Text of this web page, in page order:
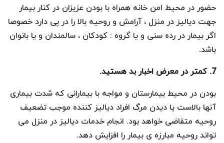
حضور در محیط امن خانه همراه با بودن عزیزان در کنار بیمار
جهت دیالیز در منزل ، آرامش و روحیه بالا را در پی دارد خصوصا
اگر بیمار در رده سنی و یا گروه : کودکان ، سالمندان و یا بانوان
باشد.
7. کمتر در معرض اخبار بد هستید.
بودن در محیط بیمارستان و مواجه با بیمارانی که شدت بیماری
آنها بالاست یا دیدن مرگ افراد دیالیز کننده موجب تضعیف
روحیه متقاضی خواهد بود. انجام خدمات دیالیز در منزل می
تواند روحیه مبارزه ی بیمار را افزایش دهد.